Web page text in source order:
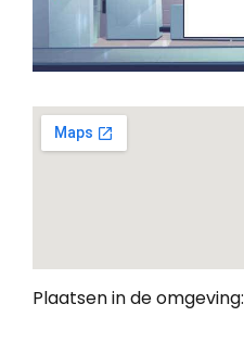
Plaatsen in de omgeving: